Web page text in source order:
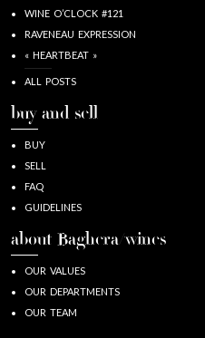
WINE O’CLOCK #121
RAVENEAU EXPRESSION
« HEARTBEAT »
ALL POSTS
buy and sell
BUY
SELL
FAQ
GUIDELINES
about Baghera/wines
OUR VALUES
OUR DEPARTMENTS
OUR TEAM